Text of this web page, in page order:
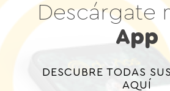
Descárgate
App
DESCUBRE TODAS
AQUÍ